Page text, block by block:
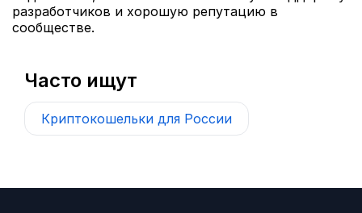
разработчиков и хорошую репутацию в
сообществе.
Часто ищут
Криптокошельки для России